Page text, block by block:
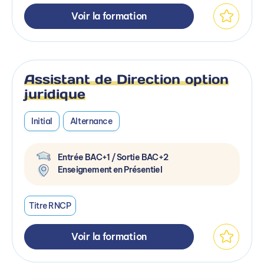
Voir la formation
Assistant de Direction option
juridique
Initial Alternance
Entrée BAC+1 / Sortie BAC+2
Enseignement en Présentiel
Titre RNCP
Voir la formation